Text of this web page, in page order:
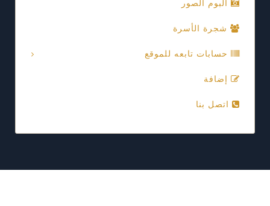
البوم الصور
شجرة الأسرة
حسابات تابعه للموقع
إضافة
اتصل بنا